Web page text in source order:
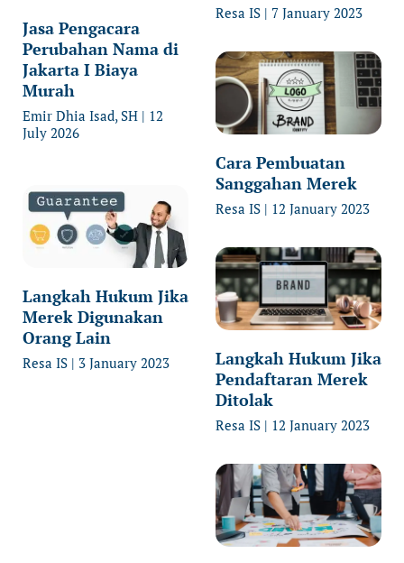
Jasa Pengacara
Perubahan Nama di
Jakarta I Biaya
Murah
Emir Dhia Isad, SH
12
July 2026
Langkah Hukum Jika
Merek Digunakan
Orang Lain
Resa IS 3 January 2023
Resa IS 7 January 2023
Cara Pembuatan
Sanggahan Merek
Resa IS 12 January 2023
Langkah Hukum Jika
Pendaftaran Merek
Ditolak
Resa IS 12 January 2023